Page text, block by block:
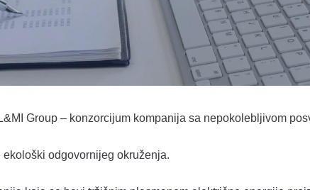
Group – konzorcijum kompanija sa nepokolebljivom
odgovornijeg okruženja.